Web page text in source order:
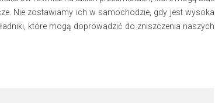
Nie zostawiamy ich w samochodzie, gdy jest wysoka
które mogą doprowadzić do zniszczenia naszych